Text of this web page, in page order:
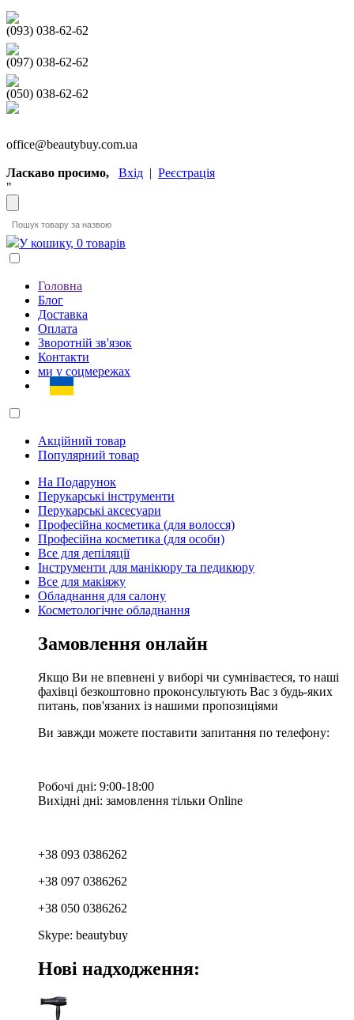
(093) 038-62-62
(097) 038-62-62
(050) 038-62-62
office@beautybuy.com.ua
Ласкаво просимо, Вхід | Реєстрація
"
У кошику, 0 товарів
Головна
Блог
Доставка
Оплата
Зворотній зв'язок
Контакти
ми у соцмережах
Акційний товар
Популярний товар
На Подарунок
Перукарські інструменти
Перукарські аксесуари
Професійна косметика (для волосся)
Професійна косметика (для особи)
Все для депіляції
Інструменти для манікюру та педикюру
Все для макіяжу
Обладнання для салону
Косметологічне обладнання
Замовлення онлайн
Якщо Ви не впевнені у виборі чи сумніваєтеся, то наші
фахівці безкоштовно проконсультують Вас з будь-яких
питань, пов'язаних із нашими пропозиціями
Ви завжди можете поставити запитання по телефону:
Робочі дні: 9:00-18:00
Вихідні дні: замовлення тільки Online
+38 093 0386262
+38 097 0386262
+38 050 0386262
Skype: beautybuy
Нові надходження: